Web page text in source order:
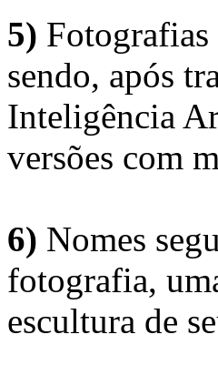
5) Fotografias
sendo, após
Inteligência
versões com
6) Nomes
fotografia,
escultura de